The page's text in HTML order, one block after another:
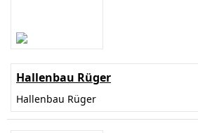
Hallenbau Rüger
Hallenbau Rüger